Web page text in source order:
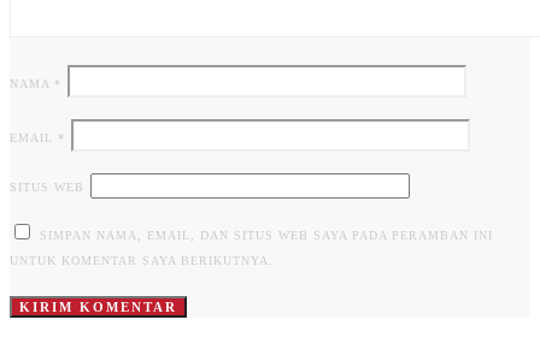
NAMA *
EMAIL *
SITUS WEB
SIMPAN NAMA, EMAIL, DAN SITUS WEB SAYA PADA PERAMBAN INI
UNTUK KOMENTAR SAYA BERIKUTNYA.